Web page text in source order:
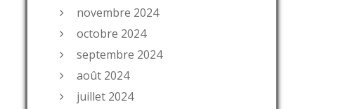
novembre 2024
octobre 2024
septembre 2024
août 2024
juillet 2024